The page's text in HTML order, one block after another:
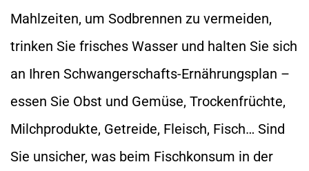
Mahlzeiten, um Sodbrennen zu vermeiden,
trinken Sie frisches Wasser und halten Sie sich
an Ihren Schwangerschafts-Ernährungsplan –
essen Sie Obst und Gemüse, Trockenfrüchte,
Milchprodukte, Getreide, Fleisch, Fisch… Sind
Sie unsicher, was beim Fischkonsum in der